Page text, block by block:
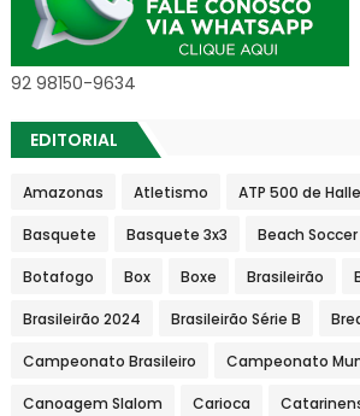
92 98150-9634
EDITORIAL
Amazonas Atletismo ATP 500 de Halle
Basquete Basquete 3x3 Beach Soccer
Botafogo Box Boxe Brasileirão
Brasileirão 2024 Brasileirão Série B
Campeonato Brasileiro Campeonato
Canoagem Slalom Carioca